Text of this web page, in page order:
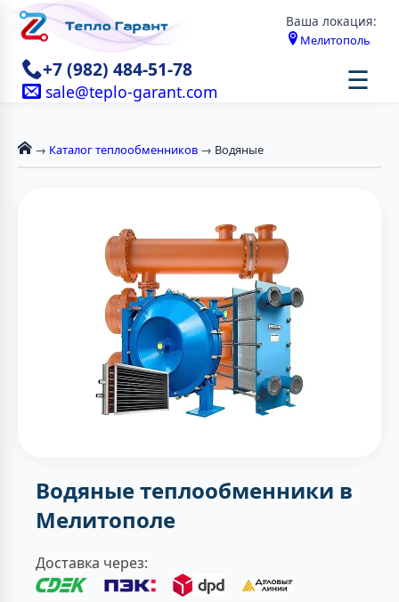
Ваша локация:
Мелитополь
+7 (982) 484-51-78
sale@teplo-garant.com ☰
→ Каталог теплообменников → Водяные
Водяные теплообменники в
Мелитополе
Доставка через: